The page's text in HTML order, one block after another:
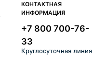
КОНТАКТНАЯ
ИНФОРМАЦИЯ
+7 800 700-76-
33
Круглосуточная линия